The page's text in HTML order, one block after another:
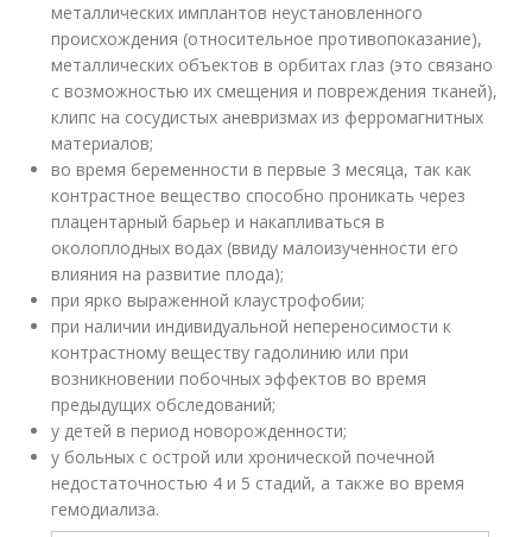
металлических имплантов неустановленного
происхождения (относительное противопоказание),
металлических объектов в орбитах глаз (это связано
с возможностью их смещения и повреждения тканей),
клипс на сосудистых аневризмах из ферромагнитных
материалов;
во время беременности в первые 3 месяца, так как
контрастное вещество способно проникать через
плацентарный барьер и накапливаться в
околоплодных водах (ввиду малоизученности его
влияния на развитие плода);
при ярко выраженной клаустрофобии;
при наличии индивидуальной непереносимости к
контрастному веществу гадолинию или при
возникновении побочных эффектов во время
предыдущих обследований;
у детей в период новорожденности;
у больных с острой или хронической почечной
недостаточностью 4 и 5 стадий, а также во время
гемодиализа.